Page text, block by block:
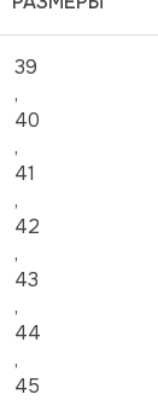
39
,
40
,
41
,
42
,
43
,
44
,
45